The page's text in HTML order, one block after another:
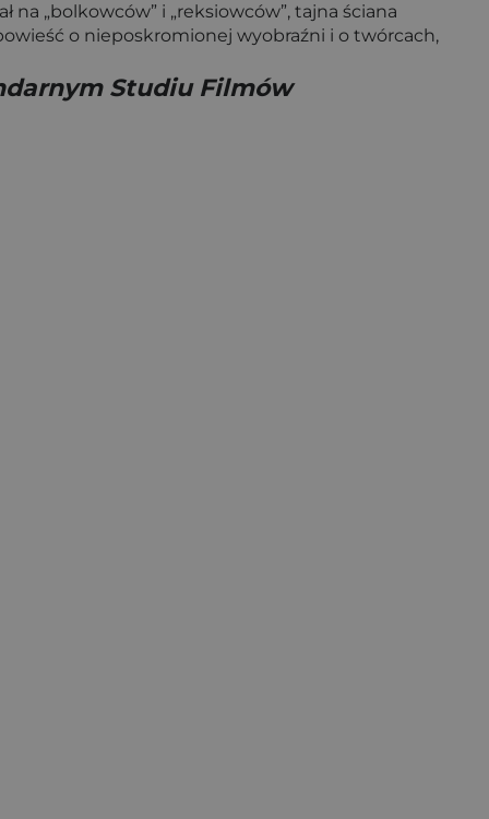
„bolkowców” i „reksiowców”, tajna ściana
o nieposkromionej wyobraźni i o twórcach,
Studiu Filmów